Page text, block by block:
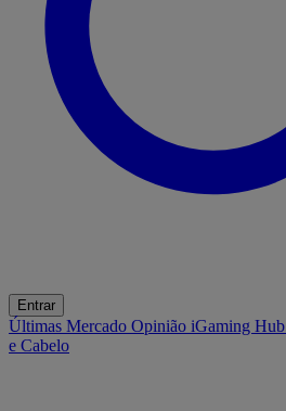
Entrar
Últimas Mercado Opinião iGaming Hub
e Cabelo